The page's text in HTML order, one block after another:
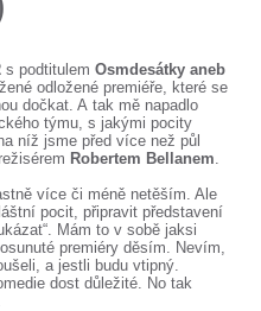
s podtitulemOsmdesátky aneb
odložené premiéře, které se
dočkat. A tak mě napadlo
týmu, s jakými pocity
níž jsme před více než půl
Robertem Bellanem.
více či méně netěším. Ale
pocit, připravit představení
Mám to v sobě jaksi
premiéry děsím. Nevím,
a jestli budu vtipný.
dost důležité. No tak